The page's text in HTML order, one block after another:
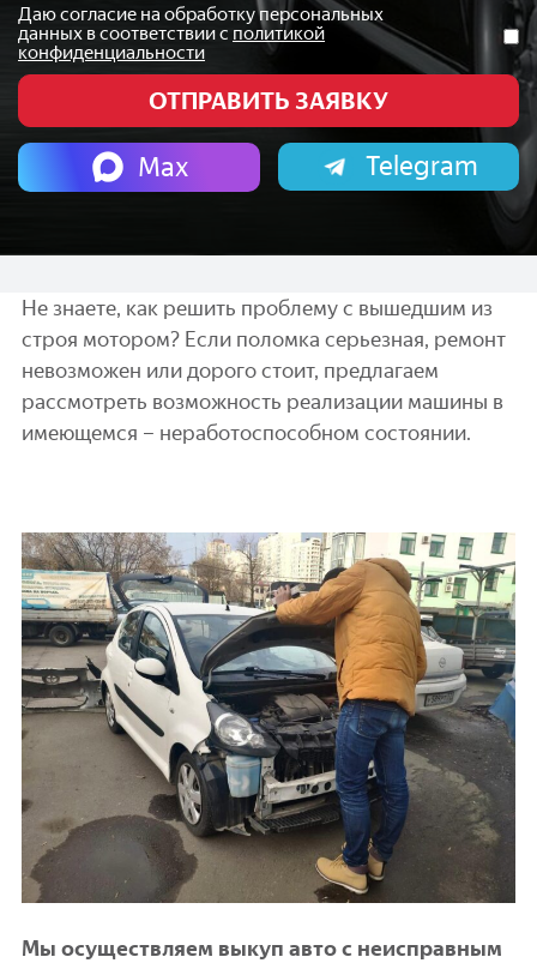
Даю согласие на обработку персональных
данных в соответствии с политикой
конфиденциальности
Max Telegram
Не знаете, как решить проблему с вышедшим из
строя мотором? Если поломка серьезная, ремонт
невозможен или дорого стоит, предлагаем
рассмотреть возможность реализации машины в
имеющемся – неработоспособном состоянии.
Мы осуществляем выкуп авто с неисправным